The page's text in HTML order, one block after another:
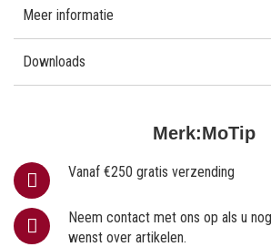
Merk:MoTip
Vanaf €250 gratis verzending
Neem contact met ons op als u
wenst over artikelen.
Meer informatie
Downloads